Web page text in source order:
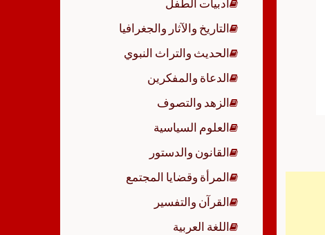
أدبيات الطفل
التاريخ والآثار والجغرافيا
الحديث والتراث النبوي
الدعاة والمفكرين
الزهد والتصوف
العلوم السياسية
القانون والدستور
المرأة وقضايا المجتمع
القرآن والتفسير
اللغة العربية